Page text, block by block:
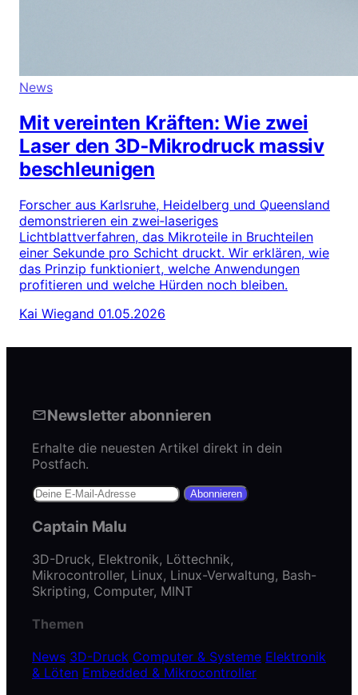
News
Mit vereinten Kräften: Wie zwei
Laser den 3D‑Mikrodruck massiv
beschleunigen
Forscher aus Karlsruhe, Heidelberg und Queensland
demonstrieren ein zwei‑laseriges
Lichtblattverfahren, das Mikroteile in Bruchteilen
einer Sekunde pro Schicht druckt. Wir erklären, wie
das Prinzip funktioniert, welche Anwendungen
profitieren und welche Hürden noch bleiben.
Kai Wiegand 01.05.2026
Newsletter abonnieren
Erhalte die neuesten Artikel direkt in dein
Postfach.
Abonnieren
Captain Malu
3D-Druck, Elektronik, Löttechnik,
Mikrocontroller, Linux, Linux-Verwaltung, Bash-
Skripting, Computer, MINT
Themen
News 3D-Druck Computer & Systeme Elektronik
& Löten Embedded & Mikrocontroller